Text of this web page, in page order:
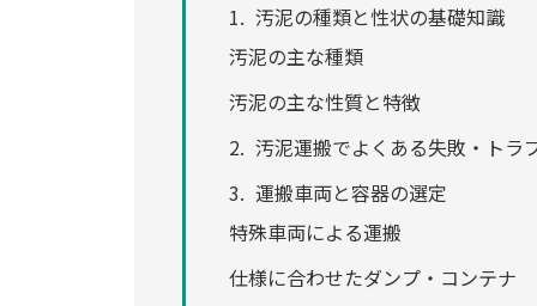
汚泥の種類と性状の基礎知識
汚泥の主な種類
汚泥の主な性質と特徴
汚泥運搬でよくある失敗・トラ
運搬車両と容器の選定
特殊車両による運搬
仕様に合わせたダンプ・コンテナ